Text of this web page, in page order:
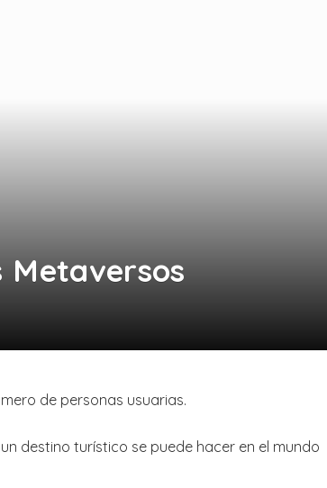
Metaversos
de personas usuarias.
destino turístico se puede hacer en el mundo